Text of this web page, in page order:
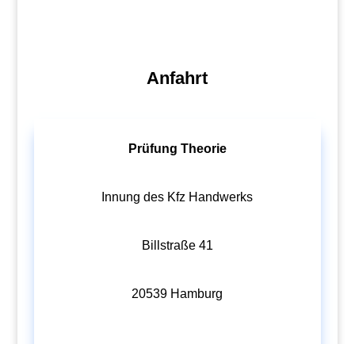
Anfahrt
Prüfung Theorie
Innung des Kfz Handwerks
Billstraße 41
20539 Hamburg